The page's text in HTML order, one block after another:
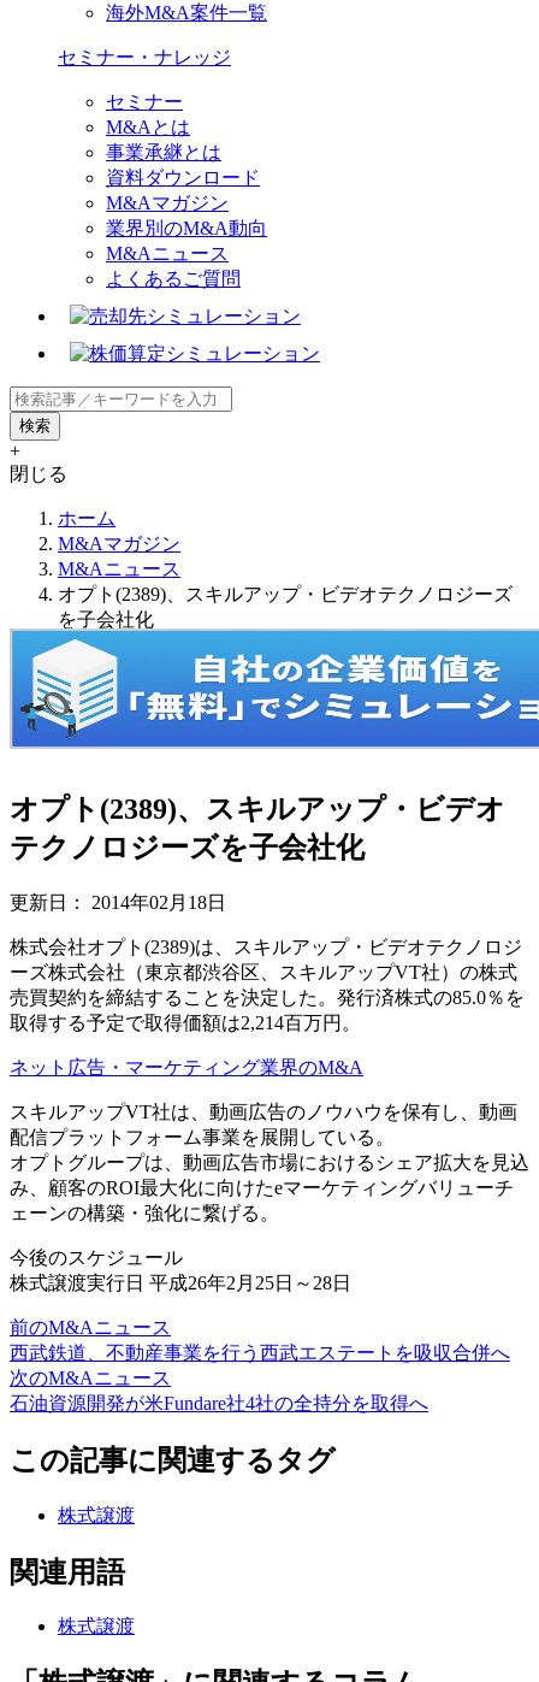
海外M&A案件一覧
セミナー・ナレッジ
セミナー
M&Aとは
事業承継とは
資料ダウンロード
M&Aマガジン
業界別のM&A動向
M&Aニュース
よくあるご質問
+
閉じる
ホーム
M&Aマガジン
M&Aニュース
オプト(2389)、スキルアップ・ビデオテクノロジーズ
を子会社化
オプト(2389)、スキルアップ・ビデオ
テクノロジーズを子会社化
更新日： 2014年02月18日
株式会社オプト(2389)は、スキルアップ・ビデオテクノロジ
ーズ株式会社（東京都渋谷区、スキルアップVT社）の株式
売買契約を締結することを決定した。発行済株式の85.0％を
取得する予定で取得価額は2,214百万円。
ネット広告・マーケティング業界のM&A
スキルアップVT社は、動画広告のノウハウを保有し、動画
配信プラットフォーム事業を展開している。
オプトグループは、動画広告市場におけるシェア拡大を見込
み、顧客のROI最大化に向けたeマーケティングバリューチ
ェーンの構築・強化に繋げる。
今後のスケジュール
株式譲渡実行日 平成26年2月25日～28日
前のM&Aニュース
西武鉄道、不動産事業を行う西武エステートを吸収合併へ
次のM&Aニュース
石油資源開発が米Fundare社4社の全持分を取得へ
この記事に関連するタグ
株式譲渡
関連用語
株式譲渡